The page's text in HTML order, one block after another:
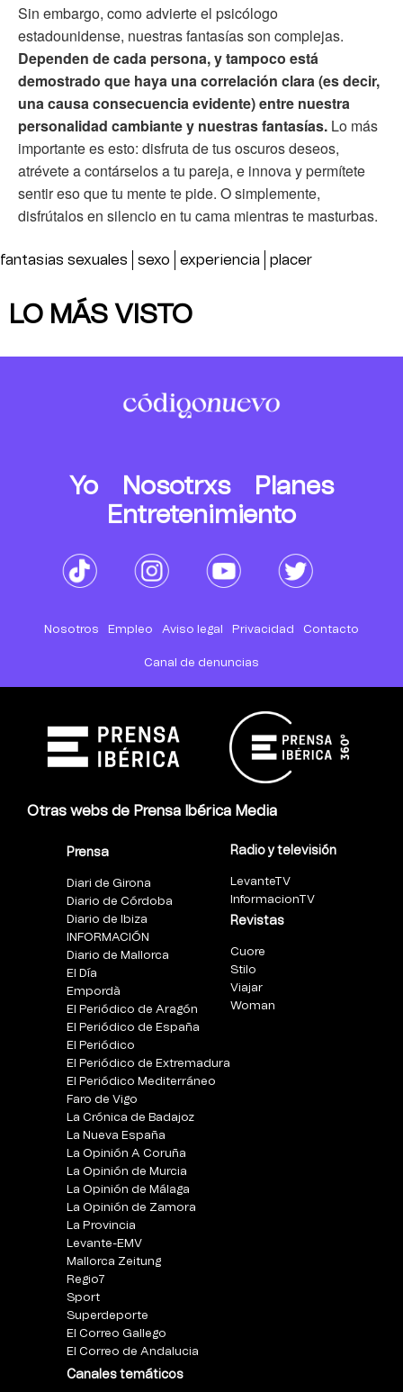
Sin embargo, como advierte el psicólogo
estadounidense, nuestras fantasías son complejas.
Dependen de cada persona, y tampoco está
demostrado que haya una correlación clara (es decir,
una causa consecuencia evidente) entre nuestra
personalidad cambiante y nuestras fantasías. Lo más
importante es esto: disfruta de tus oscuros deseos,
atrévete a contárselos a tu pareja, e innova y permítete
sentir eso que tu mente te pide. O simplemente,
disfrútalos en silencio en tu cama mientras te masturbas.
fantasias sexuales sexo experiencia placer
LO MÁS VISTO
Yo Nosotrxs
Planes
Entretenimiento
Nosotros Empleo Aviso legal Privacidad Contacto
Canal de denuncias
Otras webs de Prensa Ibérica Media
Prensa
Diari de Girona
Diario de Córdoba
Diario de Ibiza
INFORMACIÓN
Diario de Mallorca
El Día
Empordà
El Periódico de Aragón
El Periódico de España
El Periódico
El Periódico de Extremadura
El Periódico Mediterráneo
Faro de Vigo
La Crónica de Badajoz
La Nueva España
La Opinión A Coruña
La Opinión de Murcia
La Opinión de Málaga
La Opinión de Zamora
La Provincia
Levante-EMV
Mallorca Zeitung
Regio7
Sport
Superdeporte
El Correo Gallego
El Correo de Andalucia
Canales temáticos
Radio y televisión
LevanteTV
InformacionTV
Revistas
Cuore
Stilo
Viajar
Woman